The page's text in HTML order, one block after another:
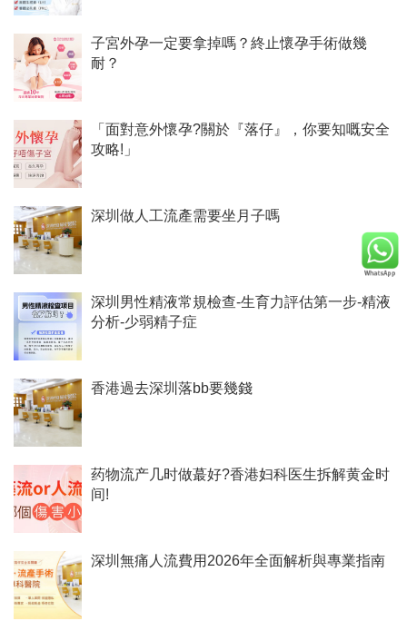
子宮外孕一定要拿掉嗎？終止懷孕手術做幾
耐？
「面對意外懷孕?關於『落仔』，你要知嘅安全
攻略!」
深圳做人工流產需要坐月子嗎
深圳男性精液常規檢查-生育力評估第一步-精液
分析-少弱精子症
香港過去深圳落bb要幾錢
药物流产几时做蕞好?香港妇科医生拆解黄金时
间!
深圳無痛人流費用2026年全面解析與專業指南